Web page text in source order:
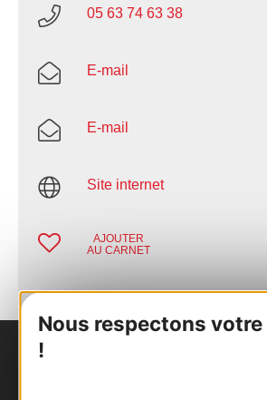
Nous respectons
!
05 63 74 63 38
E-mail
E-mail
Site internet
AJOUTER
AU CARNET